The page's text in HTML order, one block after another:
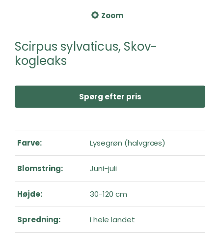
Zoom
Scirpus sylvaticus, Skov-
kogleaks
Spørg efter pris
Farve: Lysegrøn (halvgræs)
Blomstring: Juni-juli
Højde: 30-120 cm
Spredning: I hele landet